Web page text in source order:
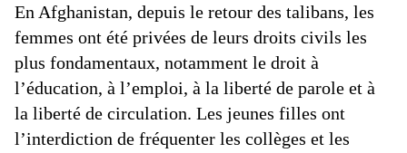
En Afghanistan, depuis le retour des talibans, les
femmes ont été privées de leurs droits civils les
plus fondamentaux, notamment le droit à
l’éducation, à l’emploi, à la liberté de parole et à
la liberté de circulation. Les jeunes filles ont
l’interdiction de fréquenter les collèges et les